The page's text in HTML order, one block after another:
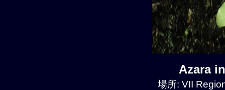
Azara
場所: VII